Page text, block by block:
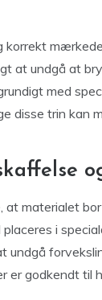
korrekt
at undgå at
med
disse trin kan
materialet
i
er godkendt til